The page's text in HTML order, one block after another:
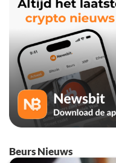
Beurs Nieuws